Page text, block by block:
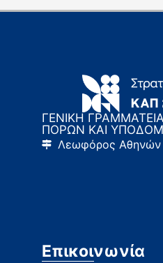
ΓΕΝΙΚΗ
ΠΟΡΩΝ ΚΑΙ
Λεωφόρος Αθηνών
Επικοινωνία